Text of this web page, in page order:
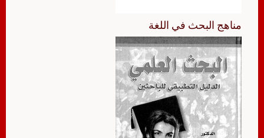
مناهج البحث في اللغة